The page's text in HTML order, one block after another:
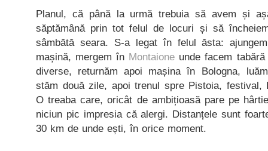
Planul, că până la urmă trebuia să avem și
săptămână prin tot felul de locuri și să
sâmbătă seara. S-a legat în felul ăsta:
mașină, mergem în Montaione unde facem
diverse, returnăm apoi mașina în Bologna,
stăm două zile, apoi trenul spre Pistoia, festival,
O treaba care, oricât de ambițioasă pare pe
niciun pic impresia că alergi. Distanțele sunt
30 km de unde ești, în orice moment.